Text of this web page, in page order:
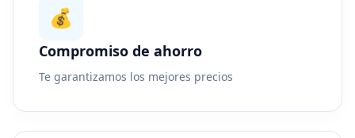
💰
Compromiso de ahorro
Te garantizamos los mejores precios